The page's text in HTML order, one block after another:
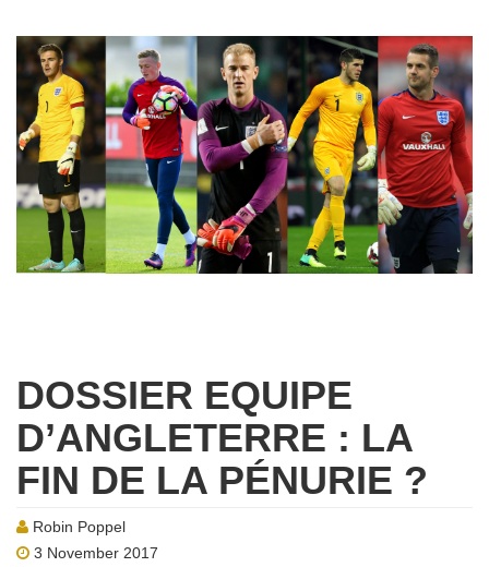
DOSSIER EQUIPE
D’ANGLETERRE : LA
FIN DE LA PÉNURIE ?
Robin Poppel
3 November 2017